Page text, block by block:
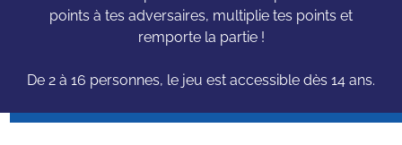
points à tes adversaires, multiplie tes points et
remporte la partie !
De 2 à 16 personnes, le jeu est accessible dès 14 ans.